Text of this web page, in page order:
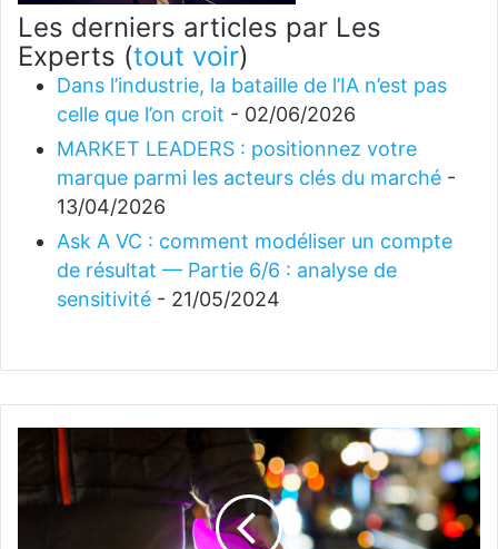
Les derniers articles par Les
Experts (tout voir)
Dans l’industrie, la bataille de l’IA n’est pas
celle que l’on croit - 02/06/2026
MARKET LEADERS : positionnez votre
marque parmi les acteurs clés du marché -
13/04/2026
Ask A VC : comment modéliser un compte
de résultat — Partie 6/6 : analyse de
sensitivité - 21/05/2024